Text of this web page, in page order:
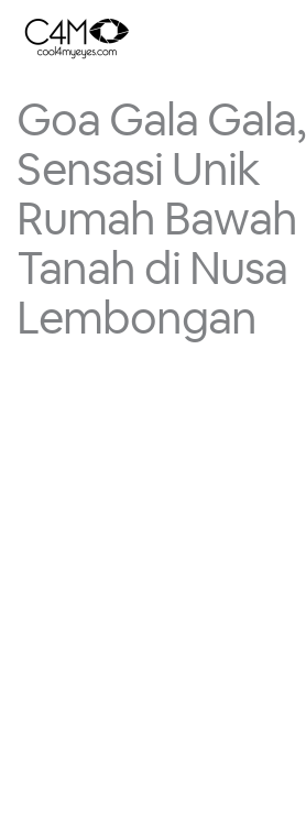
content
Goa Gala Gala,
Sensasi Unik
Rumah Bawah
Tanah di Nusa
Lembongan